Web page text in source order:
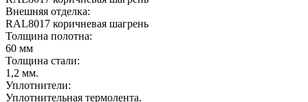
Внешняя отделка:
RAL8017 коричневая шагрень
Толщина полотна:
60 мм
Толщина стали:
1,2 мм.
Уплотнители:
Уплотнительная термолента.